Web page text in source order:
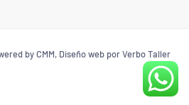
by CMM, Diseño web por Verbo Taller